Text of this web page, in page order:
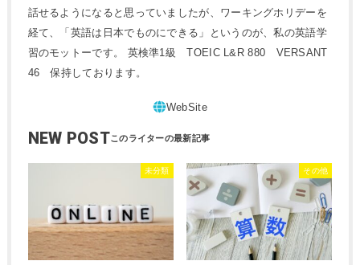
話せるようになると思っていましたが、ワーキングホリデーを
経て、「英語は日本でものにできる」というのが、私の英語学
習のモットーです。 英検準1級 TOEIC L&R 880 VERSANT
46 保持しております。
NEW POST
未分類 その他